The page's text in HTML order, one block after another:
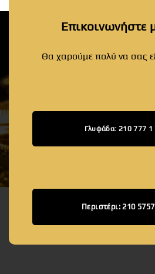
Επικοινωνήστε
Θα χαρούμε πολύ να σας
Γλυφάδα: 210 777 1
Περιστέρι: 210